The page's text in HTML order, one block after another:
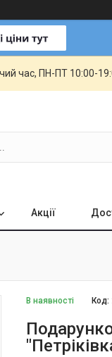
час, ПН-ПТ 10:00-
Акції
В наявності Код: